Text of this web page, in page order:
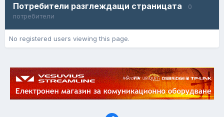
Потребители разглеждащи страницата
0
потребители
No registered users viewing this page.